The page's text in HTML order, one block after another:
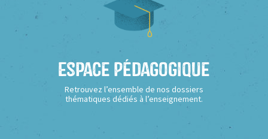
Espace Pédagogique
Retrouvez l’ensemble de nos dossiers
thématiques dédiés à l’enseignement.